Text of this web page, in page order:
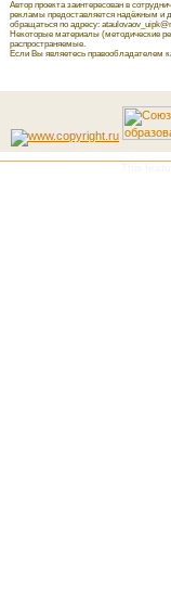
Автор проекта заинтересован в
рекламы предоставляется надёжным и
обращаться по адресу:
Некоторые материалы (методические
распространяемые.
Если Вы являетесь правообладателем